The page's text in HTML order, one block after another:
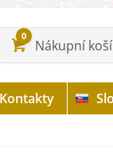
0
Nákupní
Kontakty